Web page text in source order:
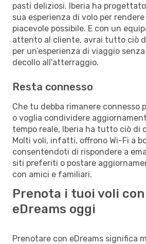
pasti deliziosi. Iberia ha
sua esperienza di volo per
piacevole possibile. E con un
attento al cliente, avrai tutto ciò
per un’esperienza di viaggio
decollo all'atterraggio.
Resta connesso
Che tu debba rimanere connesso
o voglia condividere
tempo reale, Iberia ha tutto ciò di
Molti voli, infatti, offrono Wi-Fi a
consentendoti di rispondere a
siti preferiti o postare
con amici e familiari.
Prenota i tuoi voli
eDreams oggi
Prenotare con eDreams significa